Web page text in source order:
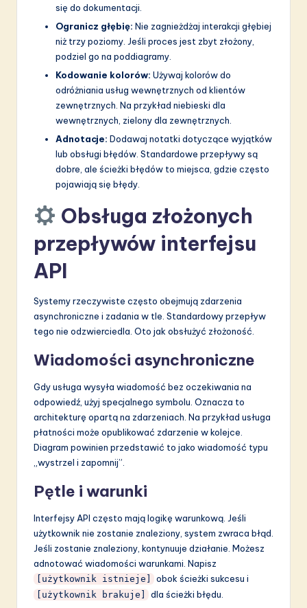
się do dokumentacji.
Ogranicz głębię: Nie zagnieżdżaj interakcji głębiej
niż trzy poziomy. Jeśli proces jest zbyt złożony,
podziel go na poddiagramy.
Kodowanie kolorów: Używaj kolorów do
odróżniania usług wewnętrznych od klientów
zewnętrznych. Na przykład niebieski dla
wewnętrznych, zielony dla zewnętrznych.
Adnotacje: Dodawaj notatki dotyczące wyjątków
lub obsługi błędów. Standardowe przepływy są
dobre, ale ścieżki błędów to miejsca, gdzie często
pojawiają się błędy.
Obsługa złożonych
przepływów interfejsu
API
Systemy rzeczywiste często obejmują zdarzenia
asynchroniczne i zadania w tle. Standardowy przepływ
tego nie odzwierciedla. Oto jak obsłużyć złożoność.
Wiadomości asynchroniczne
Gdy usługa wysyła wiadomość bez oczekiwania na
odpowiedź, użyj specjalnego symbolu. Oznacza to
architekturę opartą na zdarzeniach. Na przykład usługa
płatności może opublikować zdarzenie w kolejce.
Diagram powinien przedstawić to jako wiadomość typu
„wystrzel i zapomnij”.
Pętle i warunki
Interfejsy API często mają logikę warunkową. Jeśli
użytkownik nie zostanie znaleziony, system zwraca błąd.
Jeśli zostanie znaleziony, kontynuuje działanie. Możesz
adnotować wiadomości warunkami. Napisz
[użytkownik istnieje] obok ścieżki sukcesu i
[użytkownik brakuje] dla ścieżki błędu.